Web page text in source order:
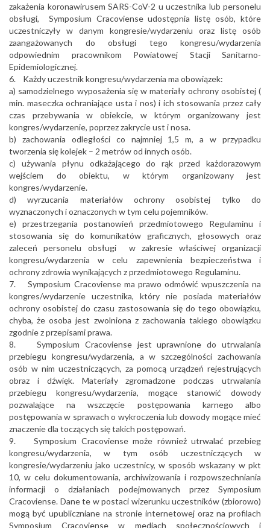
zakażenia koronawirusem SARS-CoV-2 u uczestnika lub personelu
obsługi, Symposium Cracoviense udostępnia listę osób, które
uczestniczyły w danym kongresie/wydarzeniu oraz listę osób
zaangażowanych do obsługi tego kongresu/wydarzenia
odpowiednim pracownikom Powiatowej Stacji Sanitarno-
Epidemiologicznej.
6. Każdy uczestnik kongresu/wydarzenia ma obowiązek:
a) samodzielnego wyposażenia się w materiały ochrony osobistej (
min. maseczka ochraniające usta i nos) i ich stosowania przez cały
czas przebywania w obiekcie, w którym organizowany jest
kongres/wydarzenie, poprzez zakrycie ust i nosa.
b) zachowania odległości co najmniej 1,5 m, a w przypadku
tworzenia się kolejek – 2 metrów od innych osób.
c) używania płynu odkażającego do rąk przed każdorazowym
wejściem do obiektu, w którym organizowany jest
kongres/wydarzenie.
d) wyrzucania materiałów ochrony osobistej tylko do
wyznaczonych i oznaczonych w tym celu pojemników.
e) przestrzegania postanowień przedmiotowego Regulaminu i
stosowania się do komunikatów graficznych, głosowych oraz
zaleceń personelu obsługi w zakresie właściwej organizacji
kongresu/wydarzenia w celu zapewnienia bezpieczeństwa i
ochrony zdrowia wynikających z przedmiotowego Regulaminu.
7. Symposium Cracoviense ma prawo odmówić wpuszczenia na
kongres/wydarzenie uczestnika, który nie posiada materiałów
ochrony osobistej do czasu zastosowania się do tego obowiązku,
chyba, że osoba jest zwolniona z zachowania takiego obowiązku
zgodnie z przepisami prawa.
8. Symposium Cracoviense jest uprawnione do utrwalania
przebiegu kongresu/wydarzenia, a w szczególności zachowania
osób w nim uczestniczących, za pomocą urządzeń rejestrujących
obraz i dźwięk. Materiały zgromadzone podczas utrwalania
przebiegu kongresu/wydarzenia, mogące stanowić dowody
pozwalające na wszczęcie postępowania karnego albo
postępowania w sprawach o wykroczenia lub dowody mogące mieć
znaczenie dla toczących się takich postępowań.
9. Symposium Cracoviense może również utrwalać przebieg
kongresu/wydarzenia, w tym osób uczestniczących w
kongresie/wydarzeniu jako uczestnicy, w sposób wskazany w pkt
10, w celu dokumentowania, archiwizowania i rozpowszechniania
informacji o działaniach podejmowanych przez Symposium
Cracoviense. Dane te w postaci wizerunku uczestników (zbiorowo)
mogą być upubliczniane na stronie internetowej oraz na profilach
Symposium Cracoviense w mediach społecznościowych i